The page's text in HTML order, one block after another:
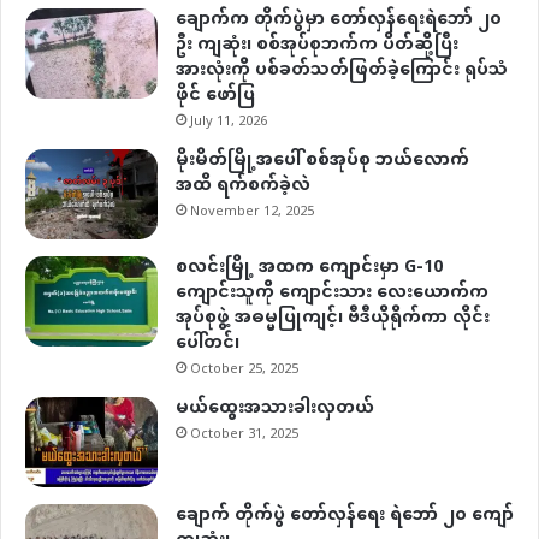
ချောက်က တိုက်ပွဲမှာ တော်လှန်ရေးရဲဘော် ၂၀
ဦး ကျဆုံး၊ စစ်အုပ်စုဘက်က ပိတ်ဆို့ပြီး
အားလုံးကို ပစ်ခတ်သတ်ဖြတ်ခဲ့ကြောင်း ရုပ်သံ
ဖိုင် ဖော်ပြ
July 11, 2026
မိုးမိတ်မြို့အပေါ် စစ်အုပ်စု ဘယ်လောက်
အထိ ရက်စက်ခဲ့လဲ
November 12, 2025
စလင်းမြို့ အထက ကျောင်းမှာ G-10
ကျောင်းသူကို ကျောင်းသား လေးယောက်က
အုပ်စုဖွဲ့ အဓမ္မပြုကျင့်၊ ဗီဒီယိုရိုက်ကာ လိုင်း
ပေါ်တင်၊
October 25, 2025
မယ်ထွေးအသားခါးလှတယ်
October 31, 2025
ချောက် တိုက်ပွဲ တော်လှန်ရေး ရဲဘော် ၂၀ ကျော်